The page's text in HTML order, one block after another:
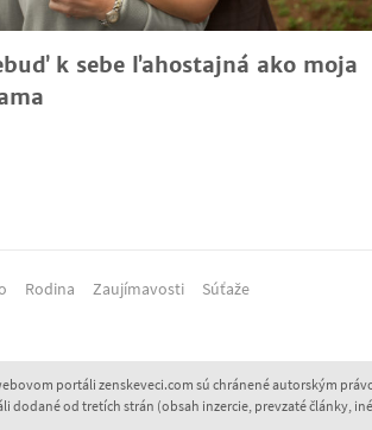
k sebe ľahostajná ako moja
Rodina Zaujímavosti Súťaže
portáli zenskeveci.com sú chránené autorským
od tretích strán (obsah inzercie, prevzaté články,